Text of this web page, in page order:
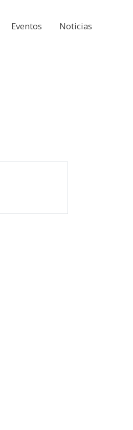
Eventos Noticias